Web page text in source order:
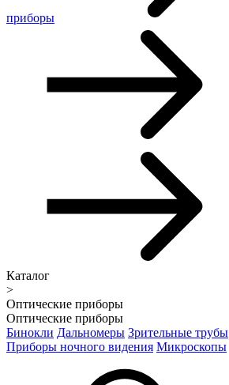
приборы
Каталог
>
Оптические приборы
Оптические приборы
Бинокли Дальномеры Зрительные трубы
Приборы ночного видения Микроскопы